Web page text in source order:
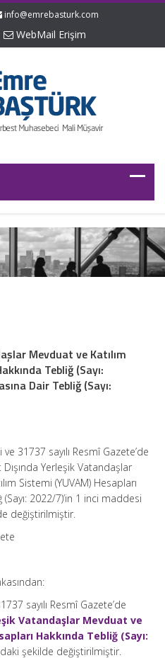
info@emrebasturk.com
WebMail Erişim
Mevduat ve Katılım
Tebliğ (Sayı:
Dair Tebliğ (Sayı:
31737 sayılı Resmî Gazete’de
Dışında Yerleşik Vatandaşlar
Sistemi (YUVAM) Hesapları
(Sayı: 2022/7)’in 1 inci maddesi
değiştirilmiştir.
sayılı Resmî Gazete’de
Vatandaşlar Mevduat ve
Hakkında Tebliğ (Sayı:
şekilde değiştirilmiştir.